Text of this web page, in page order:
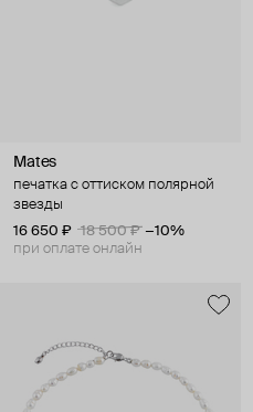
Mates
печатка с оттиском полярной
звезды
16 650 ₽
18 500 ₽ −10%
при оплате онлайн